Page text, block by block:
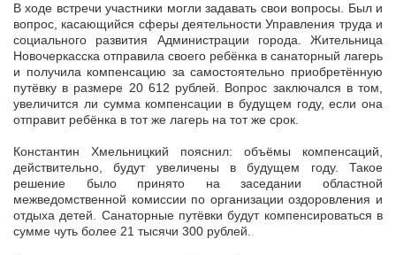
В ходе встречи участники могли задавать свои вопросы. Был и
вопрос, касающийся сферы деятельности Управления труда и
социального развития Администрации города. Жительница
Новочеркасска отправила своего ребёнка в санаторный лагерь
и получила компенсацию за самостоятельно приобретённую
путёвку в размере 20 612 рублей. Вопрос заключался в том,
увеличится ли сумма компенсации в будущем году, если она
отправит ребёнка в тот же лагерь на тот же срок.
Константин Хмельницкий пояснил: объёмы компенсаций,
действительно, будут увеличены в будущем году. Такое
решение было принято на заседании областной
межведомственной комиссии по организации оздоровления и
отдыха детей. Санаторные путёвки будут компенсироваться в
сумме чуть более 21 тысячи 300 рублей.